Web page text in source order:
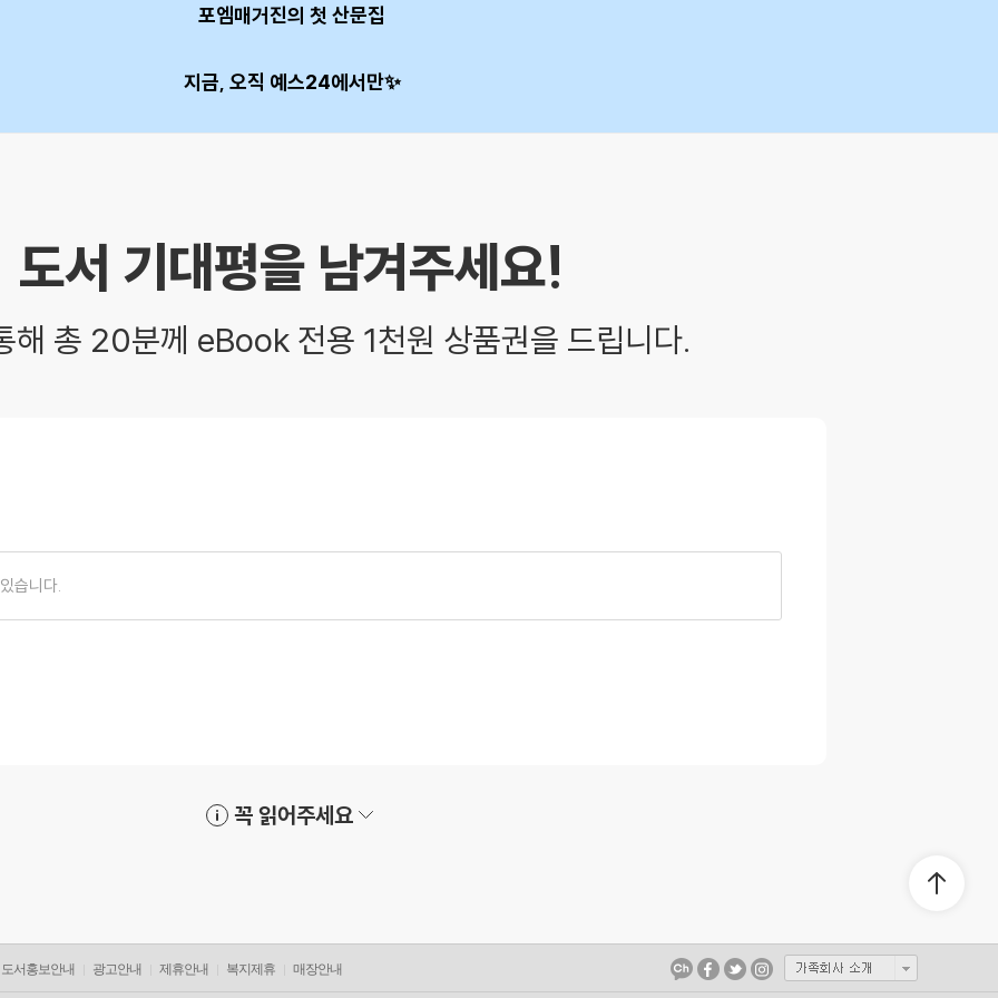
포엠매거진의 첫 산문집
지금, 오직 예스24에서만✨
도서 기대평을 남겨주세요!
해 총 20분께 eBook 전용 1천원 상품권을 드립니다.
꼭 읽어주세요
도서홍보안내 광고안내 제휴안내 복지제휴 매장안내